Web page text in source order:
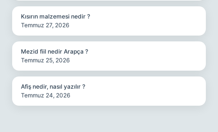
Kısırın malzemesi nedir ?
Temmuz 27, 2026
Mezid fiil nedir Arapça ?
Temmuz 25, 2026
Afiş nedir, nasıl yazılır ?
Temmuz 24, 2026